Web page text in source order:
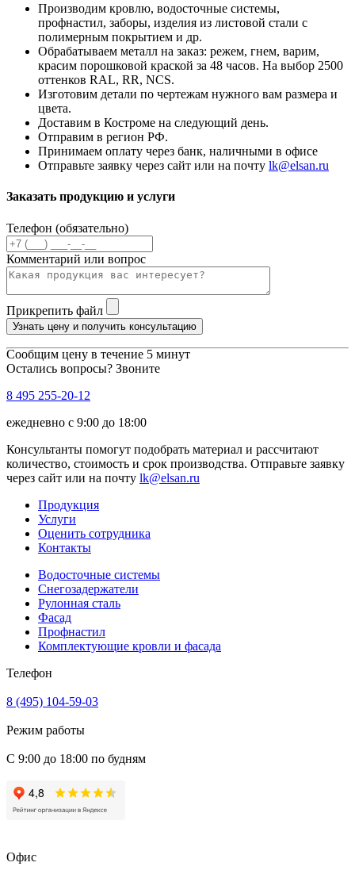
Производим кровлю, водосточные системы,
профнастил, заборы, изделия из листовой стали с
полимерным покрытием и др.
Обрабатываем металл на заказ: режем, гнем, варим,
красим порошковой краской за 48 часов. На выбор 2500
оттенков RAL, RR, NCS.
Изготовим детали по чертежам нужного вам размера и
цвета.
Доставим в Костроме на следующий день.
Отправим в регион РФ.
Принимаем оплату через банк, наличными в офисе
Отправьте заявку через сайт или на почту lk@elsan.ru
Заказать продукцию и услуги
Телефон (обязательно)
Комментарий или вопрос
Прикрепить файл
Узнать цену и получить консультацию
Сообщим цену в течение 5 минут
Остались вопросы? Звоните
8 495 255-20-12
ежедневно с 9:00 до 18:00
Консультанты помогут подобрать материал и рассчитают
количество, стоимость и срок производства. Отправьте заявку
через сайт или на почту lk@elsan.ru
Продукция
Услуги
Оценить сотрудника
Контакты
Водосточные системы
Снегозадержатели
Рулонная сталь
Фасад
Профнастил
Комплектующие кровли и фасада
Телефон
8 (495) 104-59-03
Режим работы
С 9:00 до 18:00 по будням
Офис